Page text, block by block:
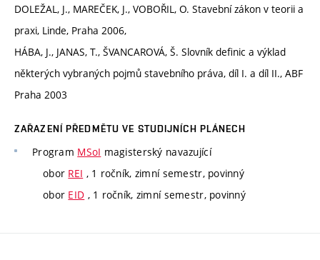
DOLEŽAL, J., MAREČEK, J., VOBOŘIL, O. Stavební zákon v teorii a
praxi, Linde, Praha 2006,
HÁBA, J., JANAS, T., ŠVANCAROVÁ, Š. Slovník definic a výklad
některých vybraných pojmů stavebního práva, díl I. a díl II., ABF
Praha 2003
ZAŘAZENÍ PŘEDMĚTU VE STUDIJNÍCH PLÁNECH
Program MSoI magisterský navazující
obor REI , 1 ročník, zimní semestr, povinný
obor EID , 1 ročník, zimní semestr, povinný